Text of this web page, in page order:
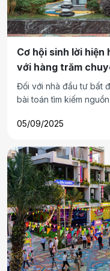
Cơ hội sinh lời hiện
với hàng trăm
Đối với nhà đầu tư bất
bài toán tìm kiếm
quốc tế đang sinh
05/09/2025